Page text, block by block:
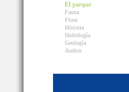
El parque
Fauna
Flora
Historia
Hidrología
Geología
Audios